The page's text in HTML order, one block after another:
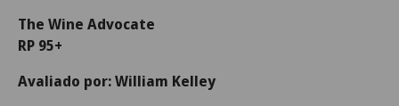
The Wine Advocate
RP 95+
Avaliado por: William Kelley